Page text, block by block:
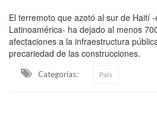
El terremoto que azotó al sur de Haití
Latinoamérica- ha dejado al menos
afectaciones a la infraestructura
precariedad de las construcciones.
Categorias: País